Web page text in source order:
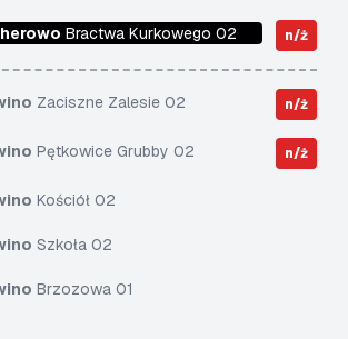
Bractwa Kurkowego 02 n/ż
Zaciszne Zalesie 02 n/ż
Pętkowice Grubby 02 n/ż
Kościół 02
Szkoła 02
Brzozowa 01